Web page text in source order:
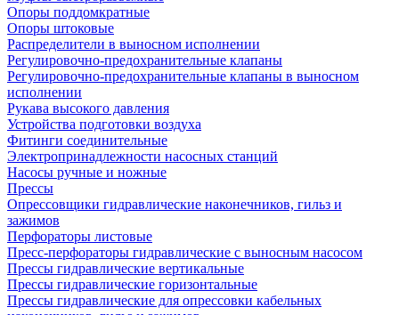
Опоры поддомкратные
Опоры штоковые
Распределители в выносном исполнении
Регулировочно-предохранительные клапаны
Регулировочно-предохранительные клапаны в выносном
исполнении
Рукава высокого давления
Устройства подготовки воздуха
Фитинги соединительные
Электропринадлежности насосных станций
Насосы ручные и ножные
Прессы
Опрессовщики гидравлические наконечников, гильз и
зажимов
Перфораторы листовые
Пресс-перфораторы гидравлические с выносным насосом
Прессы гидравлические вертикальные
Прессы гидравлические горизонтальные
Прессы гидравлические для опрессовки кабельных